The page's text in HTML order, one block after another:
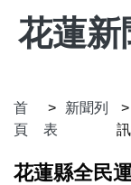
花蓮新
首
頁
新聞列
表
訊
花蓮縣全民